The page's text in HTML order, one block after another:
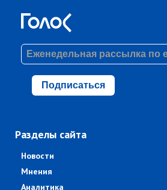
Подписаться
Разделы сайта
Новости
Мнения
Аналитика